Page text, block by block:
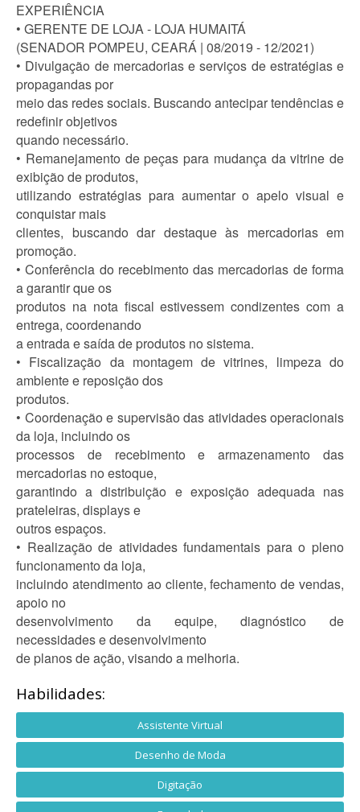
EXPERIÊNCIA
• GERENTE DE LOJA - LOJA HUMAITÁ
(SENADOR POMPEU, CEARÁ | 08/2019 - 12/2021)
• Divulgação de mercadorias e serviços de estratégias e
propagandas por
meio das redes sociais. Buscando antecipar tendências e
redefinir objetivos
quando necessário.
• Remanejamento de peças para mudança da vitrine de
exibição de produtos,
utilizando estratégias para aumentar o apelo visual e
conquistar mais
clientes, buscando dar destaque às mercadorias em
promoção.
• Conferência do recebimento das mercadorias de forma
a garantir que os
produtos na nota fiscal estivessem condizentes com a
entrega, coordenando
a entrada e saída de produtos no sistema.
• Fiscalização da montagem de vitrines, limpeza do
ambiente e reposição dos
produtos.
• Coordenação e supervisão das atividades operacionais
da loja, incluindo os
processos de recebimento e armazenamento das
mercadorias no estoque,
garantindo a distribuição e exposição adequada nas
prateleiras, displays e
outros espaços.
• Realização de atividades fundamentais para o pleno
funcionamento da loja,
incluindo atendimento ao cliente, fechamento de vendas,
apoio no
desenvolvimento da equipe, diagnóstico de
necessidades e desenvolvimento
de planos de ação, visando a melhoria.
Habilidades:
Assistente Virtual
Desenho de Moda
Digitação